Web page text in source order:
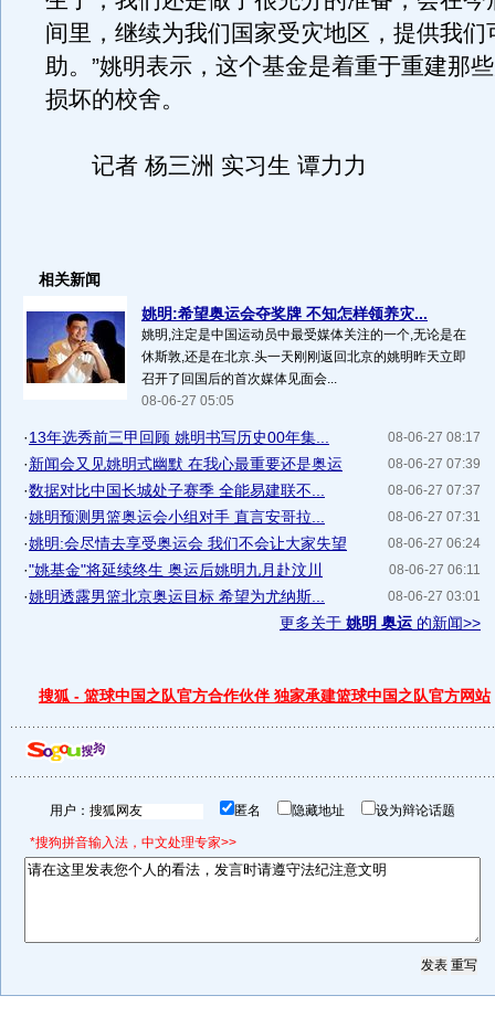
间里，继续为我们国家受灾地区，提供我们
助。”姚明表示，这个基金是着重于重建那
损坏的校舍。
记者 杨三洲 实习生 谭力力
相关新闻
姚明:希望奥运会夺奖牌 不知怎样领养灾...
姚明,注定是中国运动员中最受媒体关注的一个,无论是在
休斯敦,还是在北京.头一天刚刚返回北京的姚明昨天立即
召开了回国后的首次媒体见面会...
08-06-27 05:05
08-06-27 08:17
·13年选秀前三甲回顾 姚明书写历史00年集...
08-06-27 07:39
·新闻会又见姚明式幽默 在我心最重要还是奥运
08-06-27 07:37
·数据对比中国长城处子赛季 全能易建联不...
08-06-27 07:31
·姚明预测男篮奥运会小组对手 直言安哥拉...
08-06-27 06:24
·姚明:会尽情去享受奥运会 我们不会让大家失望
08-06-27 06:11
·"姚基金"将延续终生 奥运后姚明九月赴汶川
08-06-27 03:01
·姚明透露男篮北京奥运目标 希望为尤纳斯...
更多关于 姚明 奥运 的新闻>>
搜狐 - 篮球中国之队官方合作伙伴 独家承建篮球中国之队官方网站
用户： 匿名 隐藏地址 设为辩论话题
*搜狗拼音输入法，中文处理专家>>